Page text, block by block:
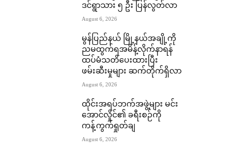
ဒင်ရွာသား ၅ ဦး ပြန်လွတ်လာ
August 6, 2026
မွန်ပြည်နယ် မြို့နယ်အချို့ကို
ညမထွက်ရအမိန့်လိုက်နာရန်
ထပ်မံသတိပေးထားပြီး
ဖမ်းဆီးမှုများ ဆက်တိုက်ရှိလာ
August 6, 2026
ထိုင်းအရပ်ဘက်အဖွဲ့များ မင်း
အောင်လှိုင်၏ ခရီးစဉ်ကို
ကန့်ကွက်ရှုတ်ချ
August 6, 2026